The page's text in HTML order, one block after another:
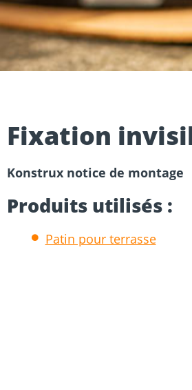
Vis de fondation
Fixation
Konstrux notice de montage
Produits utilisés :
Patin pour terrasse